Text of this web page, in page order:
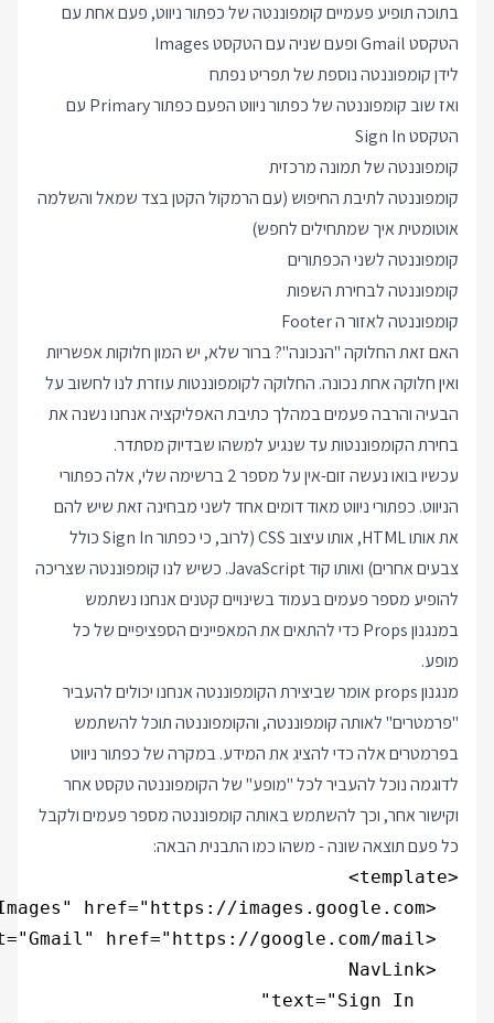
בתוכה תופיע פעמיים קומפוננטה של כפתור ניווט, פעם אחת עם
הטקסט Gmail ופעם שניה עם הטקסט Images
לידן קומפוננטה נוספת של תפריט נפתח
ואז שוב קומפוננטה של כפתור ניווט הפעם כפתור Primary עם
הטקסט Sign In
קומפוננטה של תמונה מרכזית
קומפוננטה לתיבת החיפוש (עם הרמקול הקטן בצד שמאל והשלמה
אוטומטית איך שמתחילים לחפש)
קומפוננטה לשני הכפתורים
קומפוננטה לבחירת השפות
קומפוננטה לאזור ה Footer
האם זאת החלוקה "הנכונה"? ברור שלא, יש המון חלוקות אפשריות
ואין חלוקה אחת נכונה. החלוקה לקומפוננטות עוזרת לנו לחשוב על
הבעיה והרבה פעמים במהלך כתיבת האפליקציה אנחנו נשנה את
בחירת הקומפוננטות עד שנגיע למשהו שבדיוק מסתדר.
עכשיו בואו נעשה זום-אין על מספר 2 ברשימה שלי, אלה כפתורי
הניווט. כפתורי ניווט מאוד דומים אחד לשני מבחינה זאת שיש להם
את אותו HTML, אותו עיצוב CSS (לרוב, כי כפתור Sign In כולל
צבעים אחרים) ואותו קוד JavaScript. כשיש לנו קומפוננטה שצריכה
להופיע מספר פעמים בעמוד בשינויים קטנים אנחנו נשתמש
במנגנון Props כדי להתאים את המאפיינים הספציפיים של כל
מופע.
מנגנון props אומר שביצירת הקומפוננטה אנחנו יכולים להעביר
"פרמטרים" לאותה קומפוננטה, והקומפוננטה תוכל להשתמש
בפרמטרים אלה כדי להציג את המידע. במקרה של כפתור ניווט
לדוגמה נוכל להעביר לכל "מופע" של הקומפוננטה טקסט אחר
וקישור אחר, וכך להשתמש באותה קומפוננטה מספר פעמים ולקבל
כל פעם תוצאה שונה - משהו כמו התבנית הבאה: